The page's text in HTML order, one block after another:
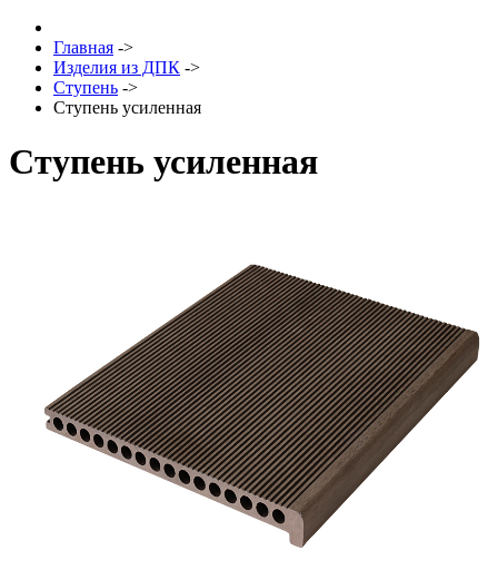
Главная ->
Изделия из ДПК ->
Ступень ->
Ступень усиленная
Ступень усиленная